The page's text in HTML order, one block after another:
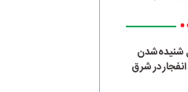
شنیده‌شدن
در شرق